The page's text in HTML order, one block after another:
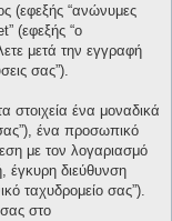
(εφεξής “ανώνυμες
(εφεξής “ο
μετά την εγγραφή
σας”).
στοιχεία ένα μοναδικά
ένα προσωπικό
με τον λογαριασμό
έγκυρη διεύθυνση
ταχυδρομείο σας”).
στο